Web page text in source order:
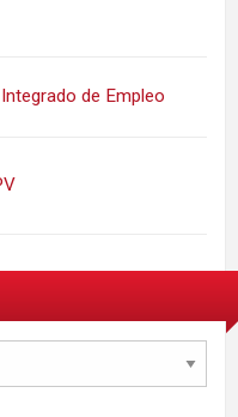
de Empleo